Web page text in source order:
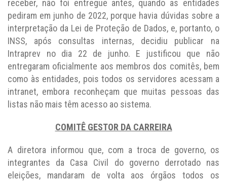
receber, não foi entregue antes, quando as entidades
pediram em junho de 2022, porque havia dúvidas sobre a
interpretação da Lei de Proteção de Dados, e, portanto, o
INSS, após consultas internas, decidiu publicar na
Intraprev no dia 22 de junho. E justificou que não
entregaram oficialmente aos membros dos comitês, bem
como às entidades, pois todos os servidores acessam a
intranet, embora reconheçam que muitas pessoas das
listas não mais têm acesso ao sistema.
COMITÊ GESTOR DA CARREIRA
A diretora informou que, com a troca de governo, os
integrantes da Casa Civil do governo derrotado nas
eleições, mandaram de volta aos órgãos todos os